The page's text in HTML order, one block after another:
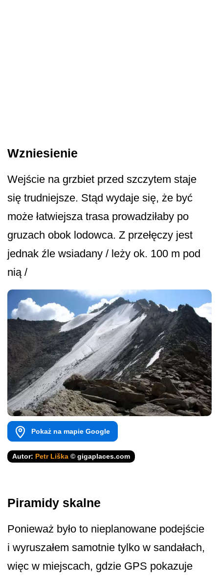
Wzniesienie
Wejście na grzbiet przed szczytem staje
się trudniejsze. Stąd wydaje się, że być
może łatwiejsza trasa prowadziłaby po
gruzach obok lodowca. Z przełęczy jest
jednak źle wsiadany / leży ok. 100 m pod
nią /
Pokaż na mapie Google
Autor: Petr Liška © gigaplaces.com
Piramidy skalne
Ponieważ było to nieplanowane podejście
i wyruszałem samotnie tylko w sandałach,
więc w miejscach, gdzie GPS pokazuje